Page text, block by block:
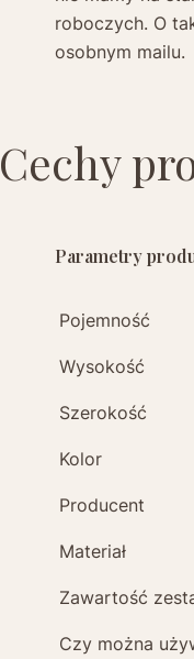
roboczych. O
osobnym mailu.
Cechy
Parametry
Pojemność
Wysokość
Szerokość
Kolor
Producent
Materiał
Zawartość
Czy można